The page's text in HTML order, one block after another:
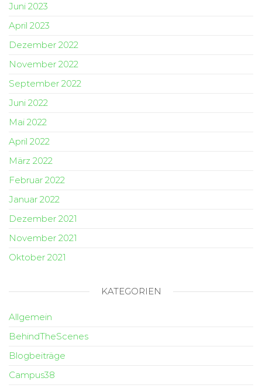
Juni 2023
April 2023
Dezember 2022
November 2022
September 2022
Juni 2022
Mai 2022
April 2022
März 2022
Februar 2022
Januar 2022
Dezember 2021
November 2021
Oktober 2021
KATEGORIEN
Allgemein
BehindTheScenes
Blogbeiträge
Campus38